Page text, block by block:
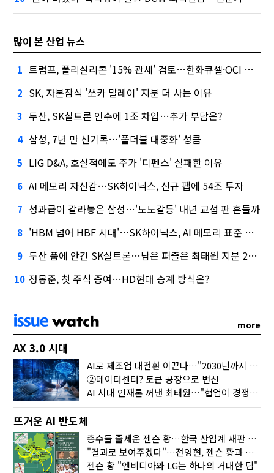
많이 본 산업 뉴스
1 트럼프, 폴리실리콘 '15% 관세' 검토…한화큐셀·OCI 영향은?
2 SK, 자본잠식 '쏘카 말레이' 지분 더 사는 이유
3 두산, SK실트론 인수에 1조 차입…추가 부담은?
4 삼성, 7년 만 신기록…'폴더블 대중화' 성큼
5 LIG D&A, 호실적에도 주가 '디펜스' 실패한 이유
6 AI 메모리 자신감…SK하이닉스, 신규 팹에 54조 투자
7 성과급이 갈라놓은 삼성…'노노갈등' 내년 교섭 판 흔들까
8 'HBM 넘어 HBF 시대'…SK하이닉스, AI 메모리 표준 선점 나섰다
9 두산 품에 안긴 SK실트론…남은 퍼즐은 최태원 지분 29.4%
10 정몽준, 첫 주식 증여…HD현대 승계 방식은?
more
AX 3.0 시대
AI로 제조업 대전환 이끈다…"2030년까지 민관합동 20조 투자"
②데이터센터? 토큰 공장으로 변신
AI 시대 인재론 꺼낸 최태원…"협업이 경쟁력"
뜨거운 AI 반도체
총수들 줄세운 젠슨 황…한국 산업계 새판 짰다
"결과로 보여주겠다"…전영현, 젠슨 황과 HBM5 논의
젠슨 황 "엔비디아와 LG는 하나의 거대한 팀"